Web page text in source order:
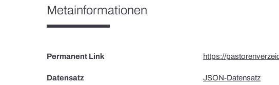
Metainformationen
Permanent Link https://
Datensatz JSON-Datensatz